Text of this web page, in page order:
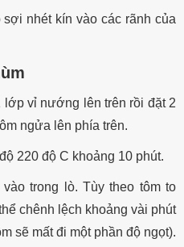
nhét kín vào các rãnh của
vỉ nướng lên trên rồi đặt 2
ngửa lên phía trên.
220 độ C khoảng 10 phút.
trong lò. Tùy theo tôm to
chênh lệch khoảng vài phút
sẽ mất đi một phần độ ngọt).